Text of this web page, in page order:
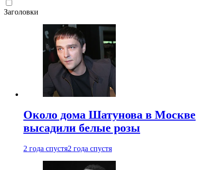
Заголовки
Около дома Шатунова в Москве
высадили белые розы
2 года спустя2 года спустя